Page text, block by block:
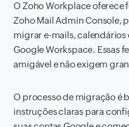
O Zoho Workplace oferece
Zoho Mail Admin Console,
migrar e-mails,
Google Workspace. Essas
amigável e não exigem
O processo de migração é
instruções claras para